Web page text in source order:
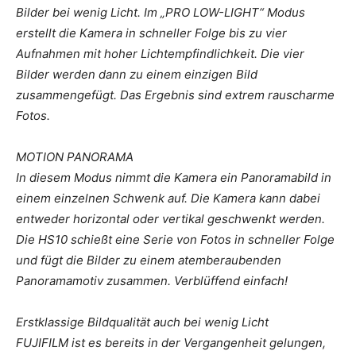
Bilder bei wenig Licht. Im „PRO LOW-LIGHT“ Modus
erstellt die Kamera in schneller Folge bis zu vier
Aufnahmen mit hoher Lichtempfindlichkeit. Die vier
Bilder werden dann zu einem einzigen Bild
zusammengefügt. Das Ergebnis sind extrem rauscharme
Fotos.
MOTION PANORAMA
In diesem Modus nimmt die Kamera ein Panoramabild in
einem einzelnen Schwenk auf. Die Kamera kann dabei
entweder horizontal oder vertikal geschwenkt werden.
Die HS10 schießt eine Serie von Fotos in schneller Folge
und fügt die Bilder zu einem atemberaubenden
Panoramamotiv zusammen. Verblüffend einfach!
Erstklassige Bildqualität auch bei wenig Licht
FUJIFILM ist es bereits in der Vergangenheit gelungen,